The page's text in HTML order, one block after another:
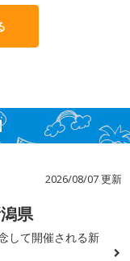
2026/08/07 更新
県
して開催される新